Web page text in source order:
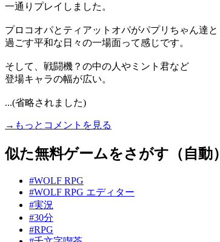
一通りプレイしました。
プロコオパとティアットオパがパプリちゃん達と
過ごす平和な日々の一場面って感じです。
そして、戦闘機？の中の人やミント君など
登場キャラの幅が広い。
...(省略されました)
→もっとコメントを見る
似た無料ゲームをさがす（自動）
#WOLF RPG
#WOLF RPG エディター
#実況
#30分
#RPG